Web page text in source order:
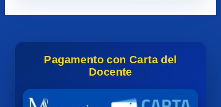
Pagamento con Carta del
Docente